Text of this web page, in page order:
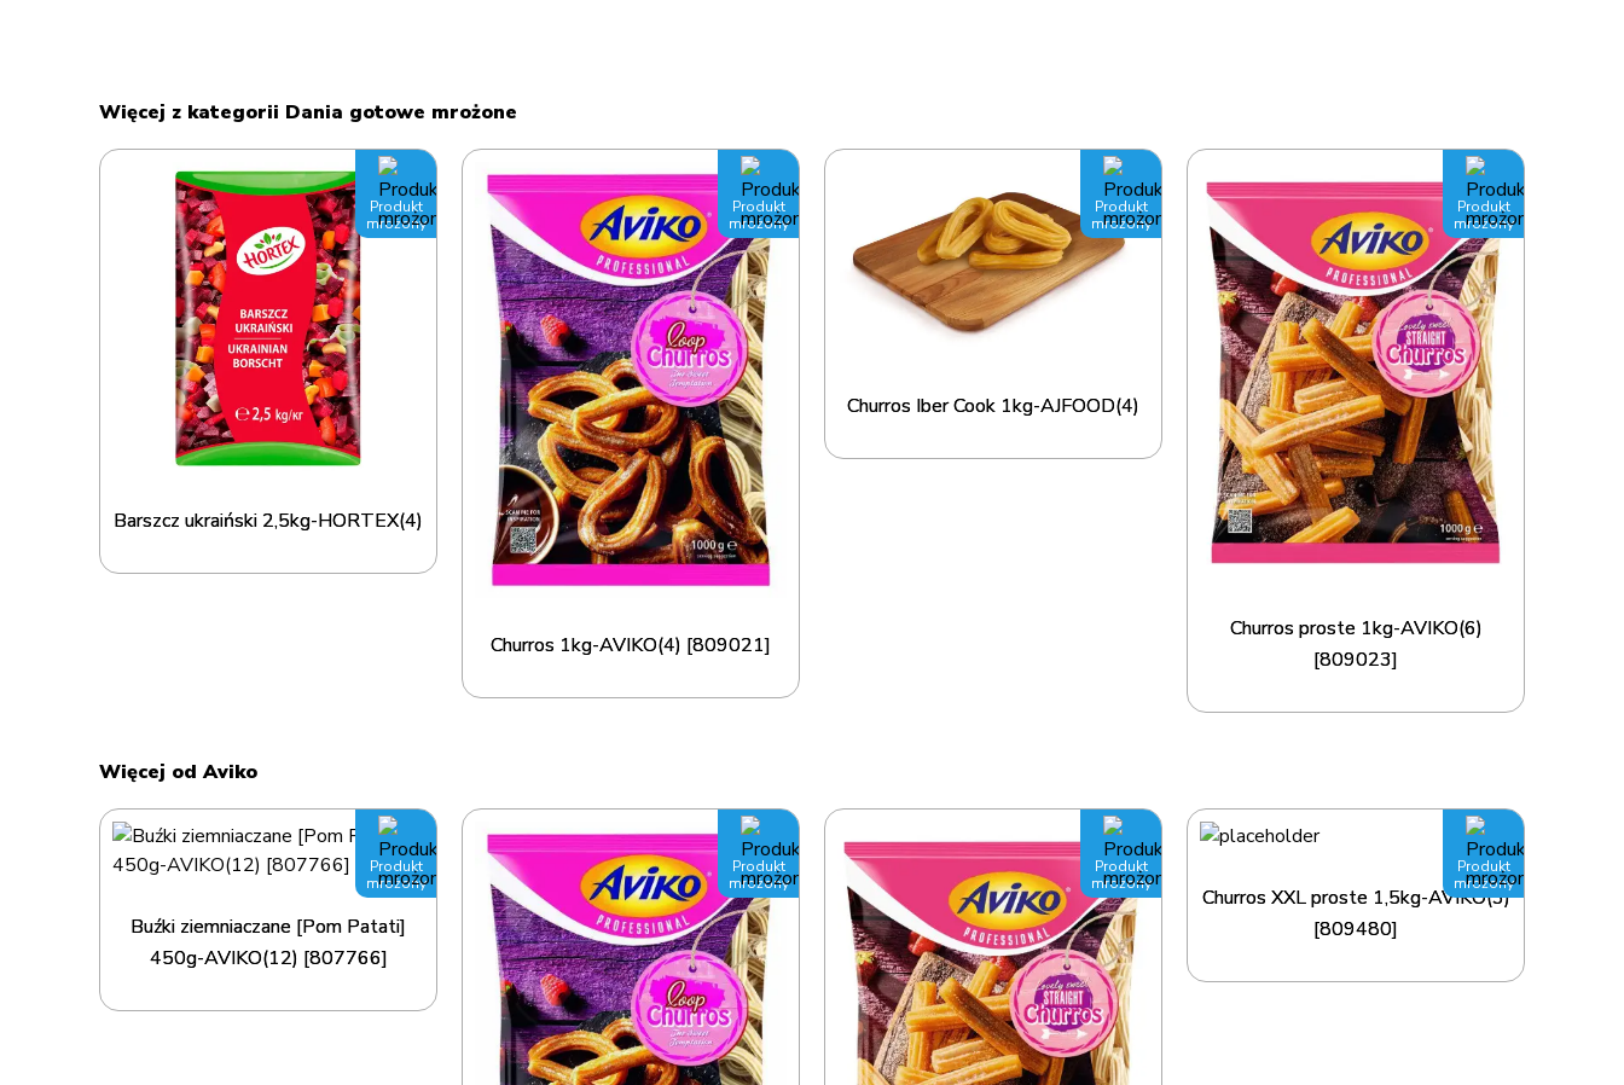
Więcej z kategorii Dania gotowe mrożone
Produkt
mrożony
Barszcz ukraiński 2,5kg-HORTEX(4)
Produkt
mrożony
Churros 1kg-AVIKO(4) [809021]
Produkt
mrożony
Churros Iber Cook 1kg-AJFOOD(4)
Produkt
mrożony
Churros proste 1kg-AVIKO(6)
[809023]
Więcej od Aviko
Produkt
mrożony
Buźki ziemniaczane [Pom Patati]
450g-AVIKO(12) [807766]
Produkt
mrożony
Produkt
mrożony
Produkt
mrożony
Churros XXL proste 1,5kg-AVIKO(3)
[809480]